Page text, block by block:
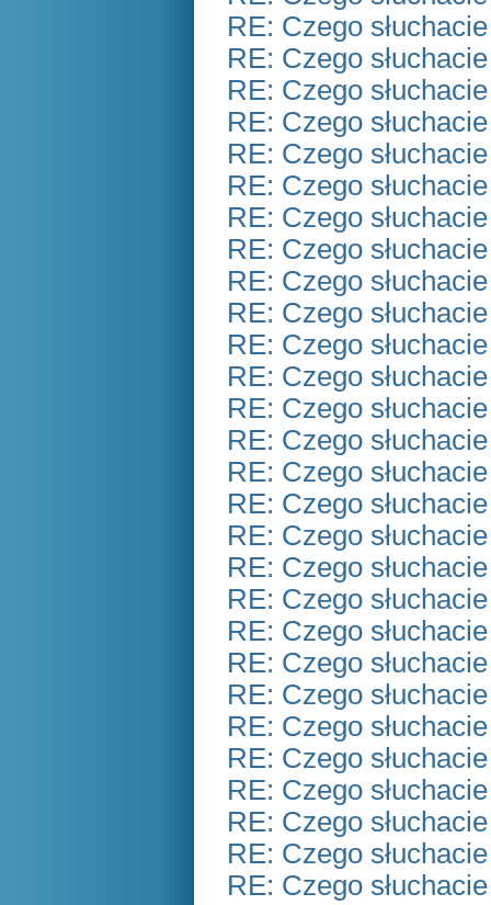
RE: Czego
RE: Czego
RE: Czego
RE: Czego
RE: Czego
RE: Czego
RE: Czego
RE: Czego
RE: Czego
RE: Czego
RE: Czego
RE: Czego
RE: Czego
RE: Czego
RE: Czego
RE: Czego
RE: Czego
RE: Czego
RE: Czego
RE: Czego
RE: Czego
RE: Czego
RE: Czego
RE: Czego
RE: Czego
RE: Czego
RE: Czego
RE: Czego